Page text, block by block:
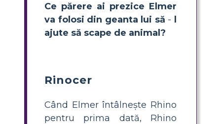
Ce părere ai prezice Elmer
va folosi din geanta lui să -
ajute să scape de animal?
Rinocer
Când Elmer întâlnește Rhino
pentru prima dată, Rhino